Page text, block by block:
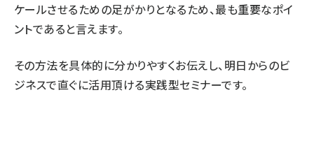
ケールさせるための足がかりとなるため、最も重要なポイ
ントであると言えます。
その方法を具体的に分かりやすくお伝えし、明日からのビ
ジネスで直ぐに活用頂ける実践型セミナーです。